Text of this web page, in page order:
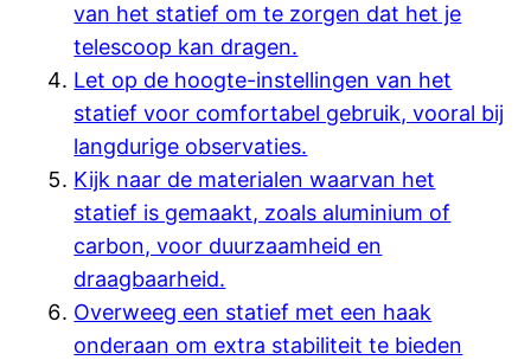
van het statief om te zorgen dat het je
telescoop kan dragen.
Let op de hoogte-instellingen van het
statief voor comfortabel gebruik, vooral bij
langdurige observaties.
Kijk naar de materialen waarvan het
statief is gemaakt, zoals aluminium of
carbon, voor duurzaamheid en
draagbaarheid.
Overweeg een statief met een haak
onderaan om extra stabiliteit te bieden